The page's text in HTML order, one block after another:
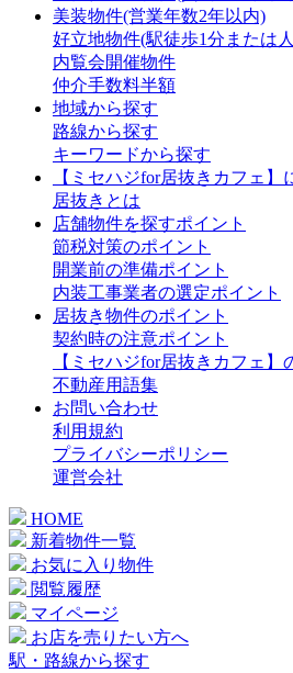
美装物件(営業年数2年以内)
好立地物件(駅徒歩1分または
内覧会開催物件
仲介手数料半額
地域から探す
路線から探す
キーワードから探す
【ミセハジfor居抜きカフェ】
居抜きとは
店舗物件を探すポイント
節税対策のポイント
開業前の準備ポイント
内装工事業者の選定ポイント
居抜き物件のポイント
契約時の注意ポイント
【ミセハジfor居抜きカフェ】
不動産用語集
お問い合わせ
利用規約
プライバシーポリシー
運営会社
HOME
新着物件一覧
お気に入り物件
閲覧履歴
マイページ
お店を売りたい方へ
駅・路線から探す